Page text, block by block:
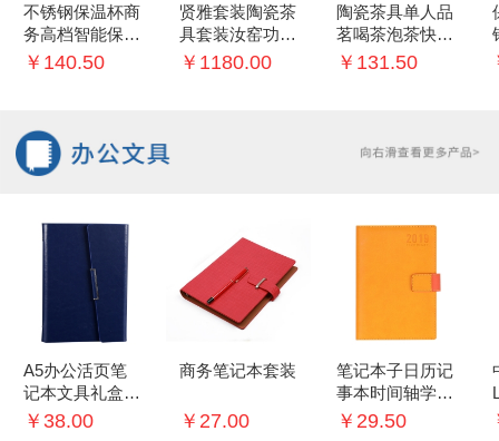
不锈钢保温杯商
务高档智能保温
杯创意礼品杯
￥140.50
贤雅套装陶瓷茶
具套装汝窑功夫
茶壶品茗茶杯镶
￥1180.00
陶瓷茶具单人品
茗喝茶泡茶快客
杯过滤茶杯便携
￥131.50
A5办公活页笔
记本文具礼盒记
事本签字笔商务
￥38.00
商务笔记本套装
￥27.00
笔记本子日历记
事本时间轴学生
每日计划手账本
￥29.50